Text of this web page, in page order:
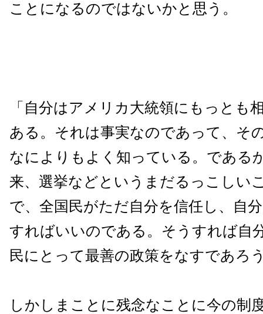
ことになるのではないかと思う。
「自分はアメリカ大統領にもっとも
ある。それは事実なのであって、そ
なによりもよく知っている。である
来、選挙などというまだるっこしい
で、全国民がただ自分を信任し、自
すればいいのである。そうすれば自
民にとって最善の政策をなすであろ
しかしまことに残念なことに今の制